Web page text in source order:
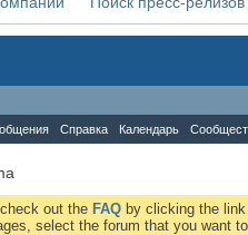
Справка Календарь
out the FAQ by clicking the
select the forum that you want